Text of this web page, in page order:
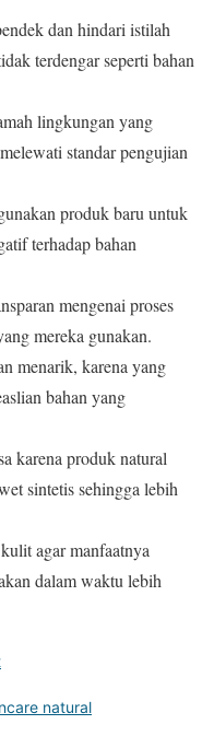
dan hindari istilah
terdengar seperti bahan
lingkungan yang
standar pengujian
produk baru untuk
terhadap bahan
mengenai proses
mereka gunakan.
menarik, karena yang
bahan yang
karena produk natural
sintetis sehingga lebih
agar manfaatnya
dalam waktu lebih
natural